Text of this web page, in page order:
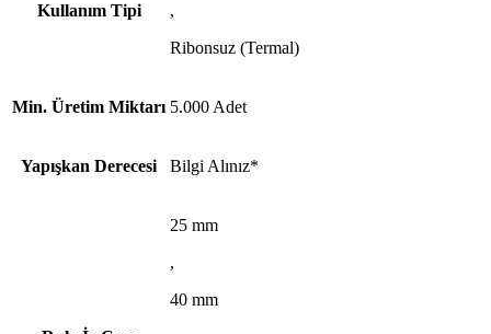
Kullanım Tipi
,
Ribonsuz (Termal)
Min. Üretim Miktarı 5.000 Adet
Yapışkan Derecesi Bilgi Alınız*
25 mm
,
40 mm